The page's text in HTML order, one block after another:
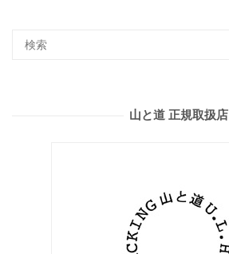
山と道 正規取扱店